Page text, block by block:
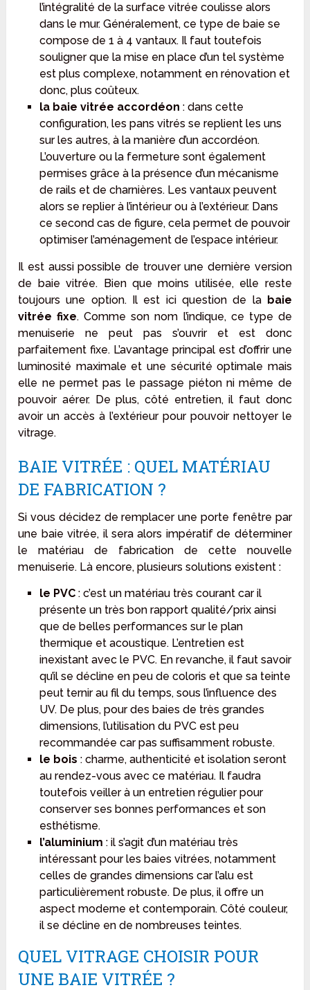
l’intégralité de la surface vitrée coulisse alors
dans le mur. Généralement, ce type de baie se
compose de 1 à 4 vantaux. Il faut toutefois
souligner que la mise en place d’un tel système
est plus complexe, notamment en rénovation et
donc, plus coûteux.
la baie vitrée accordéon : dans cette
configuration, les pans vitrés se replient les uns
sur les autres, à la manière d’un accordéon.
L’ouverture ou la fermeture sont également
permises grâce à la présence d’un mécanisme
de rails et de charnières. Les vantaux peuvent
alors se replier à l’intérieur ou à l’extérieur. Dans
ce second cas de figure, cela permet de pouvoir
optimiser l’aménagement de l’espace intérieur.
Il est aussi possible de trouver une dernière version
de baie vitrée. Bien que moins utilisée, elle reste
toujours une option. Il est ici question de la baie
vitrée fixe. Comme son nom l’indique, ce type de
menuiserie ne peut pas s’ouvrir et est donc
parfaitement fixe. L’avantage principal est d’offrir une
luminosité maximale et une sécurité optimale mais
elle ne permet pas le passage piéton ni même de
pouvoir aérer. De plus, côté entretien, il faut donc
avoir un accès à l’extérieur pour pouvoir nettoyer le
vitrage.
BAIE VITRÉE : QUEL MATÉRIAU
DE FABRICATION ?
Si vous décidez de remplacer une porte fenêtre par
une baie vitrée, il sera alors impératif de déterminer
le matériau de fabrication de cette nouvelle
menuiserie. Là encore, plusieurs solutions existent :
le PVC: c’est un matériau très courant car il
présente un très bon rapport qualité/prix ainsi
que de belles performances sur le plan
thermique et acoustique. L’entretien est
inexistant avec le PVC. En revanche, il faut savoir
qu’il se décline en peu de coloris et que sa teinte
peut ternir au fil du temps, sous l’influence des
UV. De plus, pour des baies de très grandes
dimensions, l’utilisation du PVC est peu
recommandée car pas suffisamment robuste.
le bois : charme, authenticité et isolation seront
au rendez-vous avec ce matériau. Il faudra
toutefois veiller à un entretien régulier pour
conserver ses bonnes performances et son
esthétisme.
l’aluminium : il s’agit d’un matériau très
intéressant pour les baies vitrées, notamment
celles de grandes dimensions car l’alu est
particulièrement robuste. De plus, il offre un
aspect moderne et contemporain. Côté couleur,
il se décline en de nombreuses teintes.
QUEL VITRAGE CHOISIR POUR
UNE BAIE VITRÉE ?